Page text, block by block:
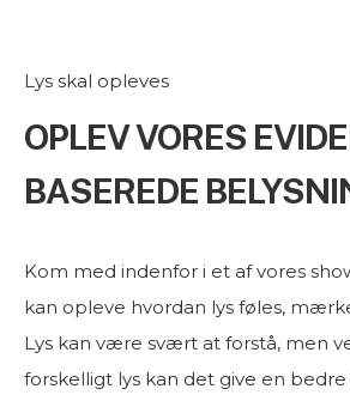
Lys skal opleves
OPLEV VORES
BASEREDE
Kom med indenfor i et af vores
kan opleve hvordan lys føles,
Lys kan være svært at forstå, men
forskelligt lys kan det give en